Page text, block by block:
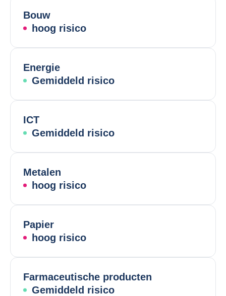
Bouw
hoog risico
Energie
Gemiddeld risico
ICT
Gemiddeld risico
Metalen
hoog risico
Papier
hoog risico
Farmaceutische producten
Gemiddeld risico